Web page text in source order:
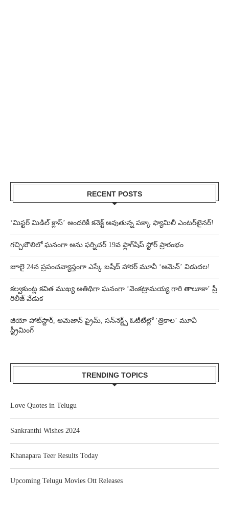
RECENT POSTS
‘మిస్టర్ మిడిల్ క్లాస్’ అందరికీ కనెక్ట్ అవుతున్న పక్కా ఫ్యామిలీ ఎంటర్‌టైనర్!
గచ్చిబౌలిలో ఘనంగా అను ఫర్నిచర్ 19వ ఫ్లాగ్‌షిప్ స్టోర్ ప్రారంభం
జూలై 24న ప్రపంచవ్యాప్తంగా ఎస్కే బషీద్‌ హారర్ మూవీ ‘అమెన్’ విడుదల!
కల్వకుంట్ల కవిత ముఖ్య అతిథిగా ఘనంగా ‘వెంకట్రామయ్య గారి తాలూకా’ ప్రీ
రిలీజ్ వేడుక
జియో హాట్‌స్టార్, అమెజాన్ ప్రైమ్, సన్‌నెక్ట్స్ ఓటీటీల్లో ‘త్రికాల’ మూవీ
స్ట్రీమింగ్
TRENDING TOPICS
Love Quotes in Telugu
Sankranthi Wishes 2024
Khanapara Teer Results Today
Upcoming Telugu Movies Ott Releases